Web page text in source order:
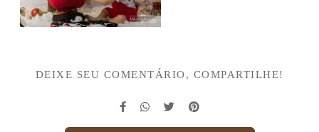
DEIXE SEU COMENTÁRIO, COMPARTILHE!